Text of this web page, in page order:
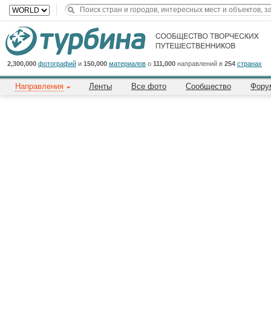
2,300,000 фотографий и 150,000 материалов о 111,000 направлений в 254 странах
Направления Ленты Все фото Сообщество